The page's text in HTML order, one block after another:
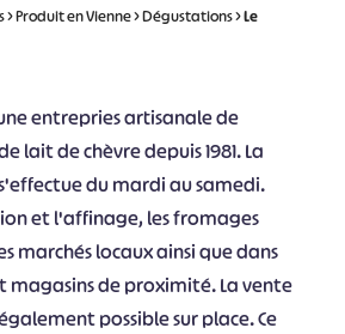
>Produit en Vienne>Dégustations>Le
une entrepries artisanale de
lait de chèvre depuis 1981. La
du mardi au samedi.
et l'affinage, les fromages
marchés locaux ainsi que dans
magasins de proximité. La vente
possible sur place. Ce